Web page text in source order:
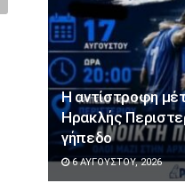
Η αντίστροφη
Ηρακλής
γήπεδο
6 ΑΥΓΟΎΣΤΟΥ, 2026